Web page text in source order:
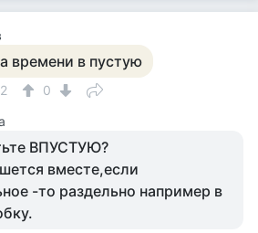
времени в пустую
2 0
ВПУСТУЮ?
вместе,если
-то раздельно например в